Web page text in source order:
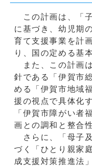
この計画は、「
に基づき、幼児期
育て支援事業を計
り、国の定める基
また、この計画
針である「伊賀市
める「伊賀市地域
援の視点で具体化
「伊賀市障がい者
画との調和と整合
さらに、「母子
づく「ひとり親家
成支援対策推進法